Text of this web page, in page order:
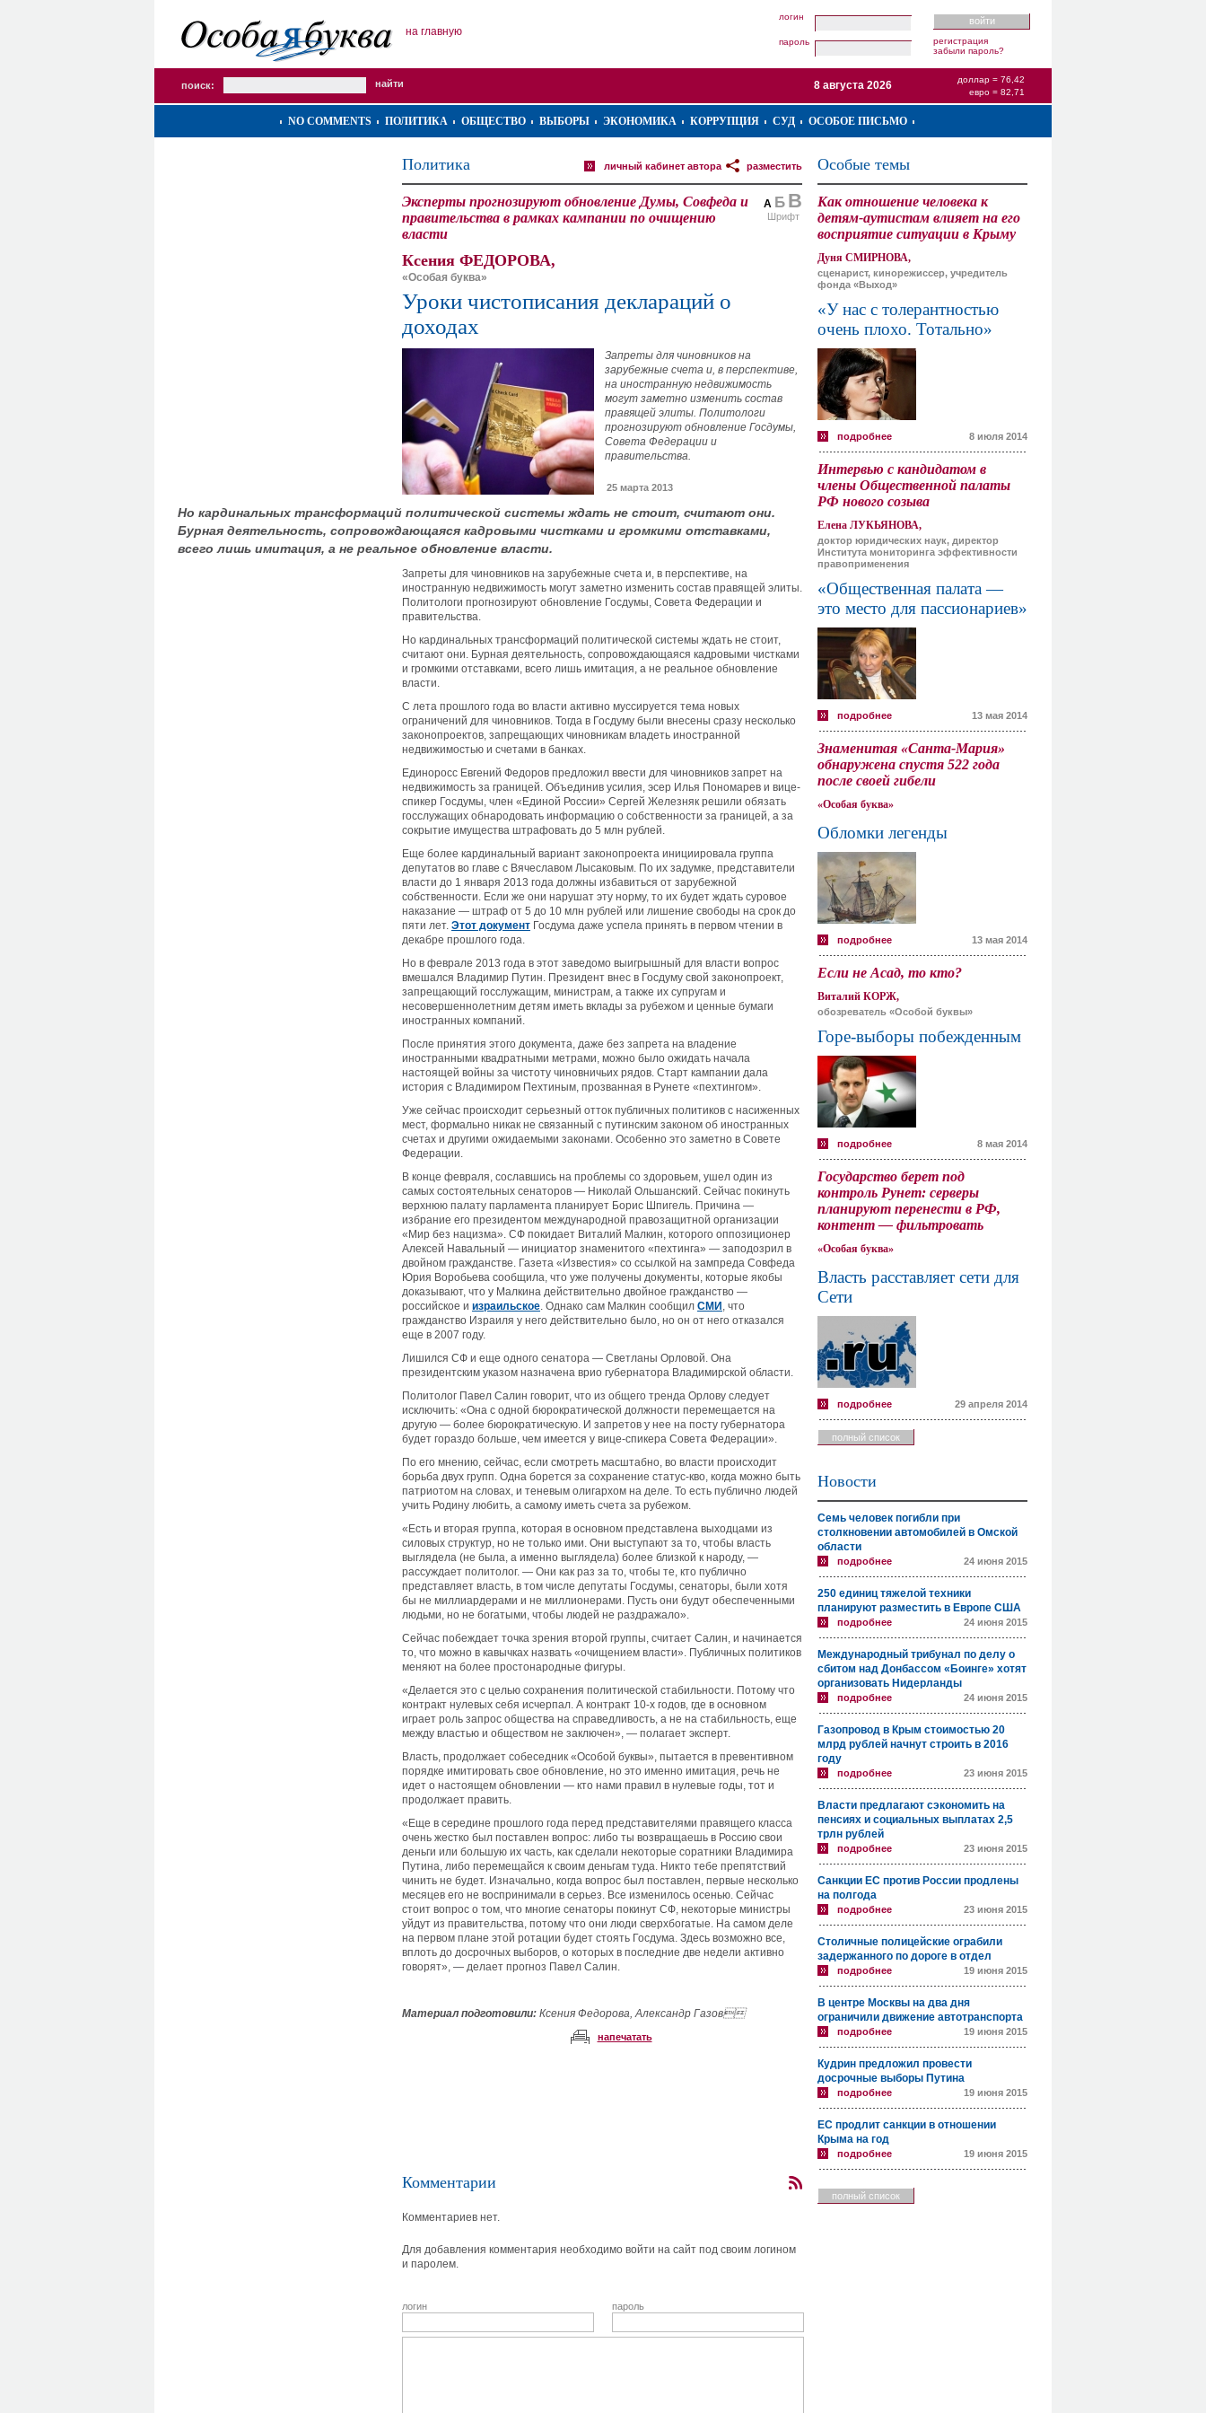
на главную
логин
пароль
регистрация
забыли пароль?
поиск:
доллар = 76,42
евро = 82,71
8 августа 2026
NO COMMENTS ПОЛИТИКА ОБЩЕСТВО ВЫБОРЫ ЭКОНОМИКА КОРРУПЦИЯ СУД ОСОБОЕ ПИСЬМО
Политика разместить
личный кабинет автора
А Б В
Шрифт
Эксперты прогнозируют обновление Думы, Совфеда и
правительства в рамках кампании по очищению
власти
Ксения ФЕДОРОВА,
«Особая буква»
Уроки чистописания деклараций о
доходах
Запреты для чиновников на
зарубежные счета и, в перспективе,
на иностранную недвижимость
могут заметно изменить состав
правящей элиты. Политологи
прогнозируют обновление Госдумы,
Совета Федерации и
правительства.
25 марта 2013
Но кардинальных трансформаций политической системы ждать не стоит, считают они.
Бурная деятельность, сопровождающаяся кадровыми чистками и громкими отставками,
всего лишь имитация, а не реальное обновление власти.
Запреты для чиновников на зарубежные счета и, в перспективе, на
иностранную недвижимость могут заметно изменить состав правящей элиты.
Политологи прогнозируют обновление Госдумы, Совета Федерации и
правительства.
Но кардинальных трансформаций политической системы ждать не стоит,
считают они. Бурная деятельность, сопровождающаяся кадровыми чистками
и громкими отставками, всего лишь имитация, а не реальное обновление
власти.
С лета прошлого года во власти активно муссируется тема новых
ограничений для чиновников. Тогда в Госдуму были внесены сразу несколько
законопроектов, запрещающих чиновникам владеть иностранной
недвижимостью и счетами в банках.
Единоросс Евгений Федоров предложил ввести для чиновников запрет на
недвижимость за границей. Объединив усилия, эсер Илья Пономарев и вице-
спикер Госдумы, член «Единой России» Сергей Железняк решили обязать
госслужащих обнародовать информацию о собственности за границей, а за
сокрытие имущества штрафовать до 5 млн рублей.
Еще более кардинальный вариант законопроекта инициировала группа
депутатов во главе с Вячеславом Лысаковым. По их задумке, представители
власти до 1 января 2013 года должны избавиться от зарубежной
собственности. Если же они нарушат эту норму, то их будет ждать суровое
наказание — штраф от 5 до 10 млн рублей или лишение свободы на срок до
пяти лет. Этот документ Госдума даже успела принять в первом чтении в
декабре прошлого года.
Но в феврале 2013 года в этот заведомо выигрышный для власти вопрос
вмешался Владимир Путин. Президент внес в Госдуму свой законопроект,
запрещающий госслужащим, министрам, а также их супругам и
несовершеннолетним детям иметь вклады за рубежом и ценные бумаги
иностранных компаний.
После принятия этого документа, даже без запрета на владение
иностранными квадратными метрами, можно было ожидать начала
настоящей войны за чистоту чиновничьих рядов. Старт кампании дала
история с Владимиром Пехтиным, прозванная в Рунете «пехтингом».
Уже сейчас происходит серьезный отток публичных политиков с насиженных
мест, формально никак не связанный с путинским законом об иностранных
счетах и другими ожидаемыми законами. Особенно это заметно в Совете
Федерации.
В конце февраля, сославшись на проблемы со здоровьем, ушел один из
самых состоятельных сенаторов — Николай Ольшанский. Сейчас покинуть
верхнюю палату парламента планирует Борис Шпигель. Причина —
избрание его президентом международной правозащитной организации
«Мир без нацизма». СФ покидает Виталий Малкин, которого оппозиционер
Алексей Навальный — инициатор знаменитого «пехтинга» — заподозрил в
двойном гражданстве. Газета «Известия» со ссылкой на зампреда Совфеда
Юрия Воробьева сообщила, что уже получены документы, которые якобы
доказывают, что у Малкина действительно двойное гражданство —
российское и израильское. Однако сам Малкин сообщил СМИ , что
гражданство Израиля у него действительно было, но он от него отказался
еще в 2007 году.
Лишился СФ и еще одного сенатора — Светланы Орловой. Она
президентским указом назначена врио губернатора Владимирской области.
Политолог Павел Салин говорит, что из общего тренда Орлову следует
исключить: «Она с одной бюрократической должности перемещается на
другую — более бюрократическую. И запретов у нее на посту губернатора
будет гораздо больше, чем имеется у вице-спикера Совета Федерации».
По его мнению, сейчас, если смотреть масштабно, во власти происходит
борьба двух групп. Одна борется за сохранение статус-кво, когда можно быть
патриотом на словах, и теневым олигархом на деле. То есть публично людей
учить Родину любить, а самому иметь счета за рубежом.
«Есть и вторая группа, которая в основном представлена выходцами из
силовых структур, но не только ими. Они выступают за то, чтобы власть
выглядела (не была, а именно выглядела) более близкой к народу, —
рассуждает политолог. — Они как раз за то, чтобы те, кто публично
представляет власть, в том числе депутаты Госдумы, сенаторы, были хотя
бы не миллиардерами и не миллионерами. Пусть они будут обеспеченными
людьми, но не богатыми, чтобы людей не раздражало».
Сейчас побеждает точка зрения второй группы, считает Салин, и начинается
то, что можно в кавычках назвать «очищением власти». Публичных политиков
меняют на более простонародные фигуры.
«Делается это с целью сохранения политической стабильности. Потому что
контракт нулевых себя исчерпал. А контракт 10-х годов, где в основном
играет роль запрос общества на справедливость, а не на стабильность, еще
между властью и обществом не заключен», — полагает эксперт.
Власть, продолжает собеседник «Особой буквы», пытается в превентивном
порядке имитировать свое обновление, но это именно имитация, речь не
идет о настоящем обновлении — кто нами правил в нулевые годы, тот и
продолжает править.
«Еще в середине прошлого года перед представителями правящего класса
очень жестко был поставлен вопрос: либо ты возвращаешь в Россию свои
деньги или большую их часть, как сделали некоторые соратники Владимира
Путина, либо перемещайся к своим деньгам туда. Никто тебе препятствий
чинить не будет. Изначально, когда вопрос был поставлен, первые несколько
месяцев его не воспринимали в серьез. Все изменилось осенью. Сейчас
стоит вопрос о том, что многие сенаторы покинут СФ, некоторые министры
уйдут из правительства, потому что они люди сверхбогатые. На самом деле
на первом плане этой ротации будет стоять Госдума. Здесь возможно все,
вплоть до досрочных выборов, о которых в последние две недели активно
говорят», — делает прогноз Павел Салин.
Материал подготовили: Ксения Федорова, Александр Газов
напечатать
Комментарии
Комментариев нет.
Для добавления комментария необходимо войти на сайт под своим логином
и паролем.
логин пароль
Особые темы
Как отношение человека к
детям-аутистам влияет на его
восприятие ситуации в Крыму
Дуня СМИРНОВА,
сценарист, кинорежиссер, учредитель
фонда «Выход»
«У нас с толерантностью
очень плохо. Тотально»
подробнее 8 июля 2014
Интервью с кандидатом в
члены Общественной палаты
РФ нового созыва
Елена ЛУКЬЯНОВА,
доктор юридических наук, директор
Института мониторинга эффективности
правоприменения
«Общественная палата —
это место для пассионариев»
подробнее 13 мая 2014
Знаменитая «Санта-Мария»
обнаружена спустя 522 года
после своей гибели
«Особая буква»
Обломки легенды
подробнее 13 мая 2014
Если не Асад, то кто?
Виталий КОРЖ,
обозреватель «Особой буквы»
Горе-выборы побежденным
подробнее 8 мая 2014
Государство берет под
контроль Рунет: серверы
планируют перенести в РФ,
контент — фильтровать
«Особая буква»
Власть расставляет сети для
Сети
подробнее 29 апреля 2014
полный список
Новости
Семь человек погибли при
столкновении автомобилей в Омской
области
подробнее 24 июня 2015
250 единиц тяжелой техники
планируют разместить в Европе США
подробнее 24 июня 2015
Международный трибунал по делу о
сбитом над Донбассом «Боинге» хотят
организовать Нидерланды
подробнее 24 июня 2015
Газопровод в Крым стоимостью 20
млрд рублей начнут строить в 2016
году
подробнее 23 июня 2015
Власти предлагают сэкономить на
пенсиях и социальных выплатах 2,5
трлн рублей
подробнее 23 июня 2015
Санкции ЕС против России продлены
на полгода
подробнее 23 июня 2015
Столичные полицейские ограбили
задержанного по дороге в отдел
подробнее 19 июня 2015
В центре Москвы на два дня
ограничили движение автотранспорта
подробнее 19 июня 2015
Кудрин предложил провести
досрочные выборы Путина
подробнее 19 июня 2015
ЕС продлит санкции в отношении
Крыма на год
подробнее 19 июня 2015
полный список